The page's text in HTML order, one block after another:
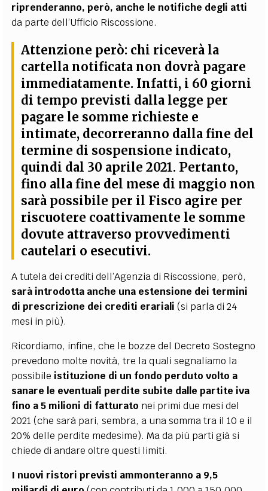
riprenderanno, però, anche le notifiche degli atti
da parte dell’Ufficio Riscossione.
Attenzione però: chi riceverà la
cartella notificata non dovrà pagare
immediatamente. Infatti, i 60 giorni
di tempo previsti dalla legge per
pagare le somme richieste e
intimate, decorreranno dalla fine del
termine di sospensione indicato,
quindi dal 30 aprile 2021. Pertanto,
fino alla fine del mese di maggio non
sarà possibile per il Fisco agire per
riscuotere coattivamente le somme
dovute attraverso provvedimenti
cautelari o esecutivi.
A tutela dei crediti dell’Agenzia di Riscossione, però,
sarà introdotta anche una estensione dei termini
di prescrizione dei crediti erariali (si parla di 24
mesi in più).
Ricordiamo, infine, che le bozze del Decreto Sostegno
prevedono molte novità, tre la quali segnaliamo la
possibile istituzione di un fondo perduto volto a
sanare le eventuali perdite subite dalle partite iva
fino a 5 milioni di fatturato nei primi due mesi del
2021 (che sarà pari, sembra, a una somma tra il 10 e il
20% delle perdite medesime). Ma da più parti già si
chiede di andare oltre questi limiti.
I nuovi ristori previsti ammonteranno a 9,5